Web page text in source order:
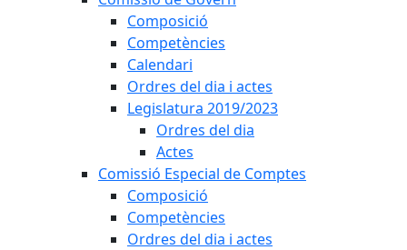
Composició
Competències
Calendari
Ordres del dia i actes
Legislatura 2019/2023
Ordres del dia
Actes
Comissió Especial de Comptes
Composició
Competències
Ordres del dia i actes